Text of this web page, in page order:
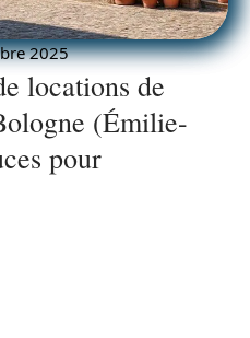
2025
locations de
(Émilie-
pour